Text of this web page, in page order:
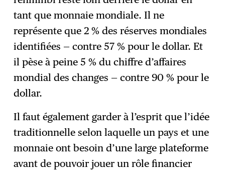
tant que monnaie mondiale. Il ne
représente que 2 % des réserves mondiales
identifiées — contre 57 % pour le dollar. Et
il pèse à peine 5 % du chiffre d’affaires
mondial des changes — contre 90 % pour le
dollar.
Il faut également garder à l’esprit que l’idée
traditionnelle selon laquelle un pays et une
monnaie ont besoin d’une large plateforme
avant de pouvoir jouer un rôle financier